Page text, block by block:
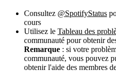
Consultez @SpotifyStatus
cours
Utilisez le Tableau des
communauté pour obtenir
Remarque : si votre
communauté, vous pouvez
obtenir l'aide des membres